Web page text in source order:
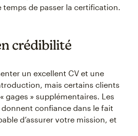
temps de passer la certification.
crédibilité
un excellent CV et une
mais certains clients
gages » supplémentaires. Les
confiance dans le fait
d’assurer votre mission, et